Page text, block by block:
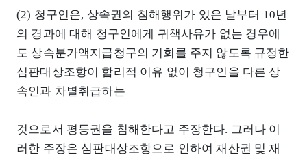
(2) 청구인은, 상속권의 침해행위가 있은 날부터 10년
의 경과에 대해 청구인에게 귀책사유가 없는 경우에
도 상속분가액지급청구의 기회를 주지 않도록 규정한
심판대상조항이 합리적 이유 없이 청구인을 다른 상
속인과 차별취급하는
것으로서 평등권을 침해한다고 주장한다. 그러나 이
러한 주장은 심판대상조항으로 인하여 재산권 및 재